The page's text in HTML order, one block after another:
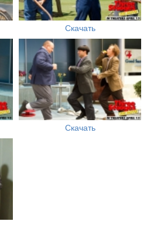
Скачать
Скачать